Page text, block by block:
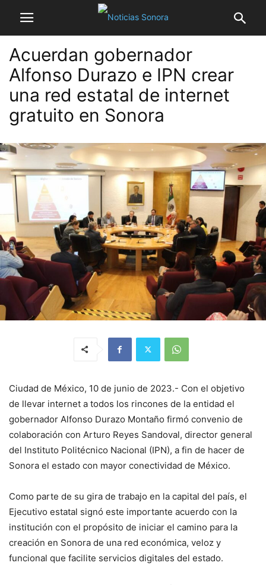
Acuerdan gobernador
Alfonso Durazo e IPN crear
una red estatal de internet
gratuito en Sonora
Ciudad de México, 10 de junio de 2023.- Con el objetivo
de llevar internet a todos los rincones de la entidad el
gobernador Alfonso Durazo Montaño firmó convenio de
colaboración con Arturo Reyes Sandoval, director general
del Instituto Politécnico Nacional (IPN), a fin de hacer de
Sonora el estado con mayor conectividad de México.
Como parte de su gira de trabajo en la capital del país, el
Ejecutivo estatal signó este importante acuerdo con la
institución con el propósito de iniciar el camino para la
creación en Sonora de una red económica, veloz y
funcional que facilite servicios digitales del estado.